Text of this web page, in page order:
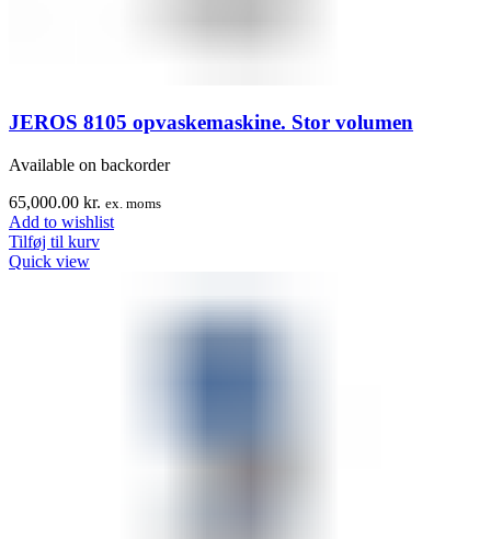
JEROS 8105 opvaskemaskine. Stor volumen
Available on backorder
65,000.00 kr. ex. moms
Add to wishlist
Tilføj til kurv
Quick view